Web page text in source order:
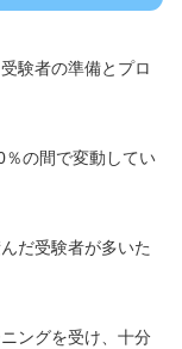
験者の準備とプロ
の間で変動してい
だ受験者が多いた
ングを受け、十分